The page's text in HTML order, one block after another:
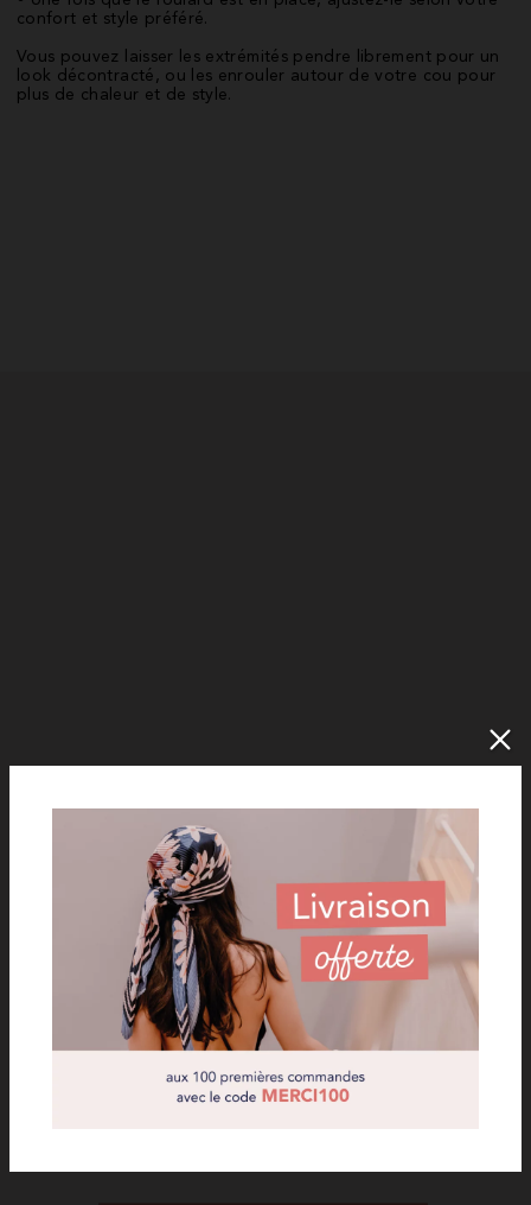
confort et style préféré.
Vous pouvez laisser les extrémités pendre librement pour un
look décontracté, ou les enrouler autour de votre cou pour
plus de chaleur et de style.